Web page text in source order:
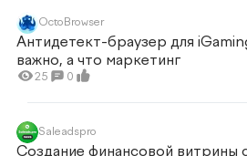
OctoBrowser
Антидетект-браузер для
важно, а что маркетинг
25 0
Saleadspro
Создание финансовой